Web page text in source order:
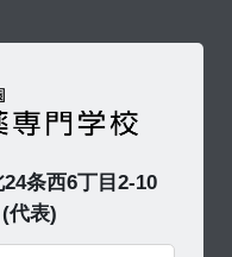
条西6丁目2-10
表)